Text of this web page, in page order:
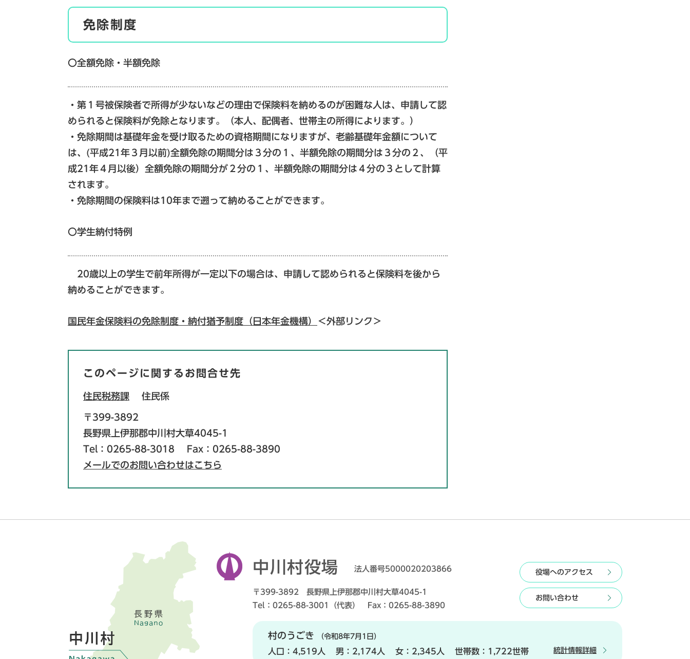
免除制度
〇全額免除・半額免除
・第１号被保険者で所得が少ないなどの理由で保険料を納めるのが困難な人は、申請して認
められると保険料が免除となります。（本人、配偶者、世帯主の所得によります。）
・免除期間は基礎年金を受け取るための資格期間になりますが、老齢基礎年金額について
は、(平成21年３月以前)全額免除の期間分は３分の１、半額免除の期間分は３分の２、（平
成21年４月以後）全額免除の期間分が２分の１、半額免除の期間分は４分の３として計算
されます。
・免除期間の保険料は10年まで遡って納めることができます。
〇学生納付特例
20歳以上の学生で前年所得が一定以下の場合は、申請して認められると保険料を後から
納めることができます。
国民年金保険料の免除制度・納付猶予制度（日本年金機構） ＜外部リンク＞
このページに関するお問合せ先
住民税務課 住民係
〒399-3892
長野県上伊那郡中川村大草4045-1
Tel：0265-88-3018
Fax：0265-88-3890
メールでのお問い合わせはこちら
中川村役場 法人番号5000020203866
〒399-3892 長野県上伊那郡中川村大草4045-1
Tel：0265-88-3001（代表） Fax：0265-88-3890
役場へのアクセス
お問い合わせ
村のうごき （令和8年7月1日）
人口： 4,519人 男： 2,174人 女： 2,345人 世帯数： 1,722世帯 統計情報詳細